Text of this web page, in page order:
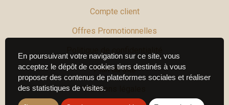
Compte client
Offres Promotionnelles
Plan du site
Mentions légales
En poursuivant votre navigation sur ce site, vous
acceptez le dépôt de cookies tiers destinés à vous
proposer des contenus de plateformes sociales et réaliser
des statistiques de visites.